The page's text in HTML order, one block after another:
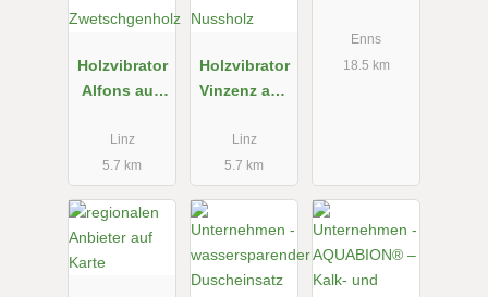
Holzvibrator
Alfons aus
Zwetschgen
holz
Linz
5.7 km
Holzvibrator
Vinzenz aus
Nussholz
Linz
5.7 km
Enns
18.5 km